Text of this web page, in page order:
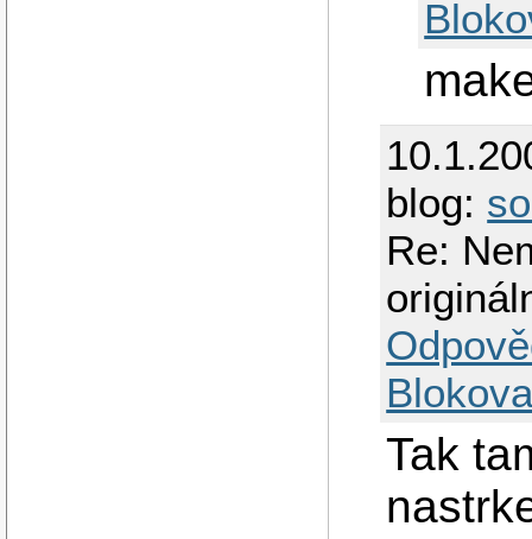
blog:
Re:
Tak